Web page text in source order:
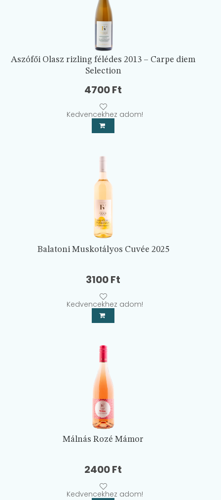
Aszófői Olasz rizling félédes 2013 – Carpe diem
Selection
4700Ft
Kedvencekhez adom!
Balatoni Muskotályos Cuvée 2025
3100Ft
Kedvencekhez adom!
Málnás Rozé Mámor
2400Ft
Kedvencekhez adom!